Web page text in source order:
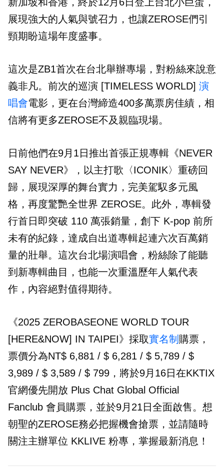
展現強大的人氣與號召力，也讓ZEROSE們引
頸期盼這場年度盛事。
這次是ZB1首次在台北舉辦專場，對粉絲來說意
義非凡。前次的巡演 [TIMELESS WORLD] 演
唱會電影，更在台灣締造400多萬票房佳績，相
信將有更多ZEROSE不及親臨現場。
日前他們在9月1日推出首張正規專輯《NEVER
SAY NEVER》，以主打歌〈ICONIK〉重磅回
歸，展現深厚的舞台實力，完美駕馭多元風
格，再度驚艷全世界 ZEROSE。此外，專輯發
行首日即突破 110 萬張銷量，創下 K-pop 前所
未有的紀錄，達成自出道專輯起連六次百萬銷
量的壯舉。這次台北場演唱會，粉絲除了能聽
到新專輯曲目，也能一次重溫歷年人氣代表
作，內容絕對值得期待。
《2025 ZEROBASEONE WORLD TOUR
[HERE&NOW] IN TAIPEI》採取實名制 購票，
票價分為NT$ 6,881 / $ 6,281 / $ 5,789 / $
3,989 / $ 3,589 / $ 799，將於9月16日在KKTIX
官網優先開放 Plus Chat Global Official
Fanclub 會員購票，並於9月21日全面啟售。想
朝聖的ZEROSE務必把握機會搶票，並請隨時
關注主辦單位 KKLIVE 粉專，掌握最新消息！